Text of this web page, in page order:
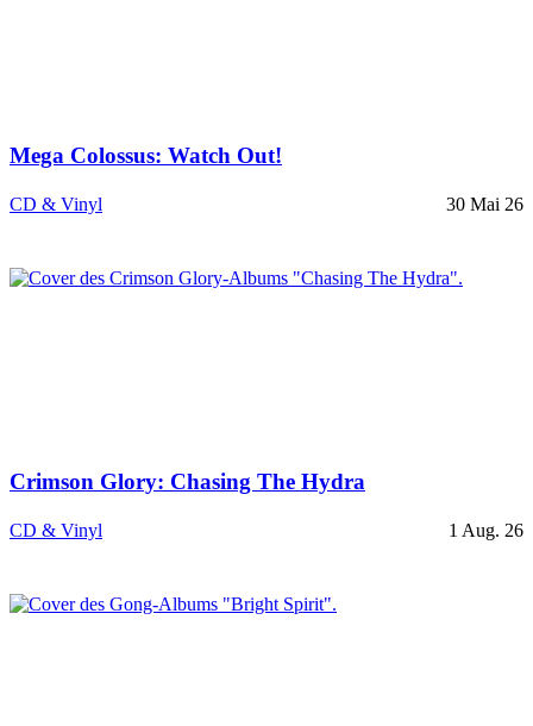
Mega Colossus: Watch Out!
CD & Vinyl 30 Mai 26
Crimson Glory: Chasing The Hydra
CD & Vinyl 1 Aug. 26